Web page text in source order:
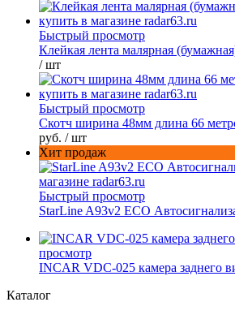
Быстрый просмотр
Клейкая лента малярная
/ шт
Быстрый просмотр
Скотч ширина 48мм длина 66
руб. / шт
Хит продаж
Быстрый просмотр
StarLine A93v2 ECO
просмотр
INCAR VDC-025 камера заднего
Каталог